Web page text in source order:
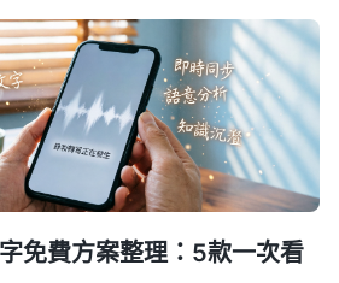
免費方案整理：5款一次看